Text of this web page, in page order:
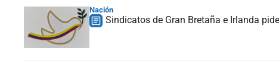
Nación
Sindicatos de Gran Bretaña e Irlanda